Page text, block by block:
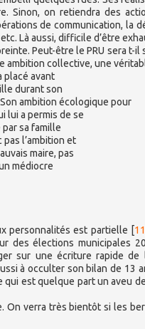
Sinon, on retiendra des
de communication, la
Là aussi, difficile d’être
Peut-être le PRU sera t-
ambition collective, une
placé avant
durant son
ambition écologique pour
lui a permis de se
sa famille
l’ambition et
maire, pas
médiocre
personnalités est partielle [11
des élections municipales
sur une écriture rapide
à occulter son bilan de
est quelque part un aveu
On verra très bientôt si les